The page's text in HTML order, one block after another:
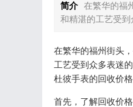
简介 在繁华的福
和精湛的工艺受
在繁华的福州街头
工艺受到众多表迷
杜彼手表的回收价
首先，了解回收价